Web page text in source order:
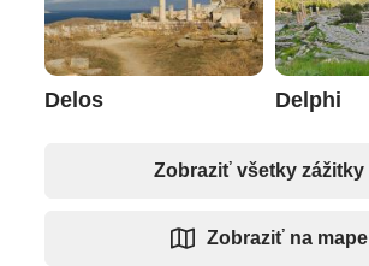
Delos Delphi
Zobraziť všetky zážitky
Zobraziť na mape